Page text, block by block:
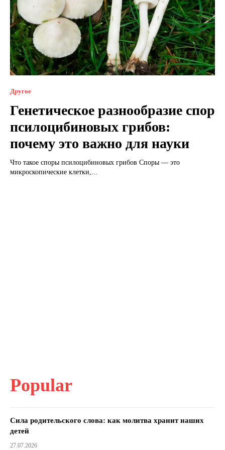
Другое
Генетическое разнообразие спор
псилоцибиновых грибов:
почему это важно для науки
Что такое споры псилоцибиновых грибов Споры — это
микроскопические клетки,...
Popular
Сила родительского слова: как молитва хранит наших
детей
27.07.2026